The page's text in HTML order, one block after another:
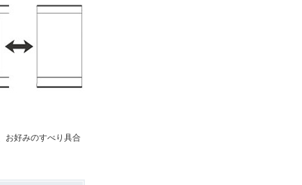
お好みのすべり具合